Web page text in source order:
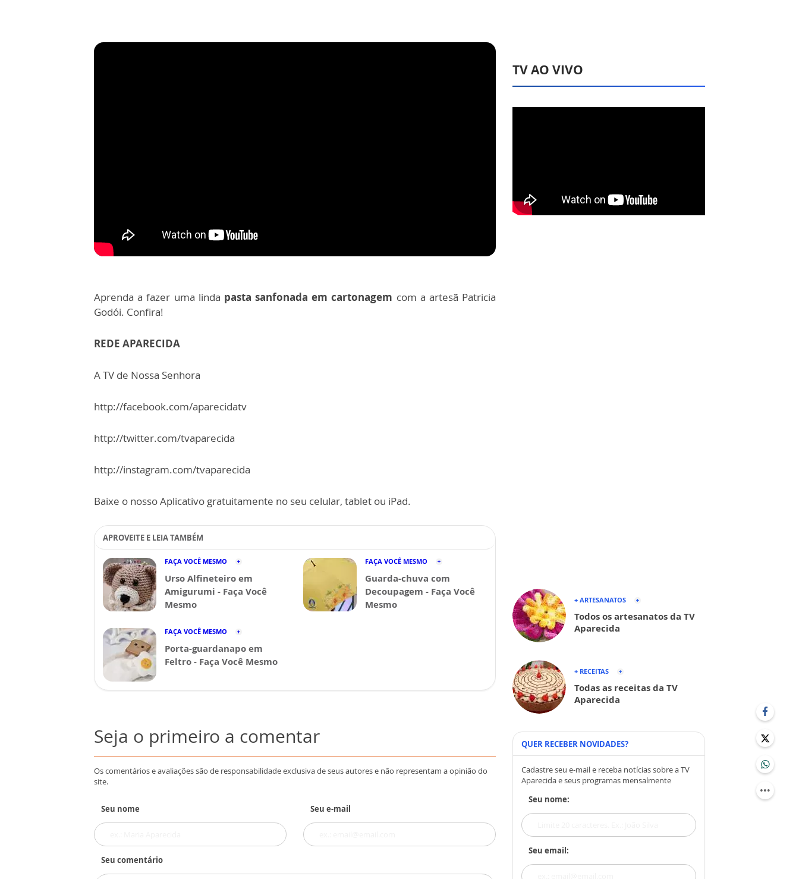
Aprenda a fazer uma linda pasta sanfonada em cartonagem com a artesã Patricia
Godói. Confira!
REDE APARECIDA
A TV de Nossa Senhora
http://facebook.com/aparecidatv
http://twitter.com/tvaparecida
http://instagram.com/tvaparecida
Baixe o nosso Aplicativo gratuitamente no seu celular, tablet ou iPad.
APROVEITE E LEIA TAMBÉM
FAÇA VOCÊ MESMO
Urso Alfineteiro em
Amigurumi - Faça Você
Mesmo
FAÇA VOCÊ MESMO
Guarda-chuva com
Decoupagem - Faça Você
Mesmo
FAÇA VOCÊ MESMO
Porta-guardanapo em
Feltro - Faça Você Mesmo
Seja o primeiro a comentar
Os comentários e avaliações são de responsabilidade exclusiva de seus autores e não representam a opinião do
site.
Seu nome Seu e-mail
Seu comentário
TV AO VIVO
+ ARTESANATOS
Todos os artesanatos da TV
Aparecida
+ RECEITAS
Todas as receitas da TV
Aparecida
QUER RECEBER NOVIDADES?
Cadastre seu e-mail e receba notícias sobre a TV
Aparecida e seus programas mensalmente
Seu nome:
Seu email: